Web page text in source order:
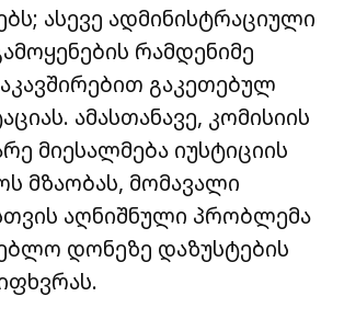
ასევე ადმინისტრაციული
რამდენიმე
გაკეთებულ
ამასთანავე, კომისიის
მიესალმება იუსტიციის
მზაობას, მომავალი
აღნიშნული პრობლემა
დონეზე დაზუსტების